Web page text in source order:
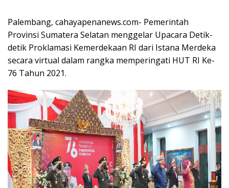
Palembang, cahayapenanews.com- Pemerintah
Provinsi Sumatera Selatan menggelar Upacara Detik-
detik Proklamasi Kemerdekaan RI dari Istana Merdeka
secara virtual dalam rangka memperingati HUT RI Ke-
76 Tahun 2021.